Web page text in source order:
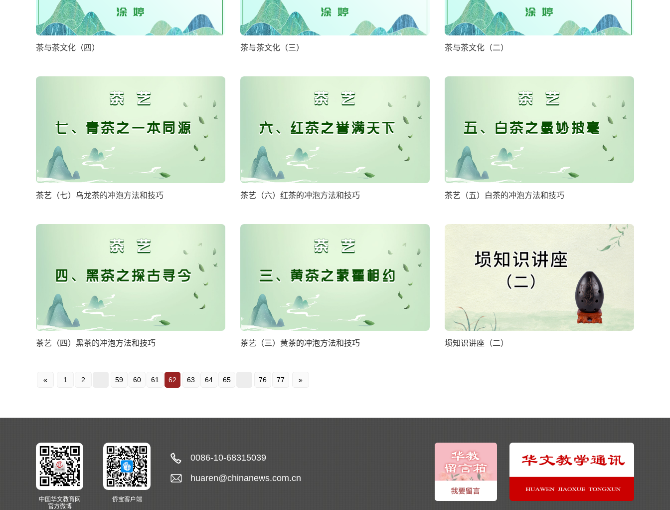
茶与茶文化（四） 茶与茶文化（三） 茶与茶文化（二）
茶艺（七）乌龙茶的冲泡方法和技巧 茶艺（六）红茶的冲泡方法和技巧 茶艺（五）白茶的冲泡方法和技巧
茶艺（四）黑茶的冲泡方法和技巧 茶艺（三）黄茶的冲泡方法和技巧 埙知识讲座（二）
« 1 2 59 60 61 62 63 64 65 76 77 »
中国华文教育网
官方微博
侨宝客户端
0086-10-68315039
huaren@chinanews.com.cn